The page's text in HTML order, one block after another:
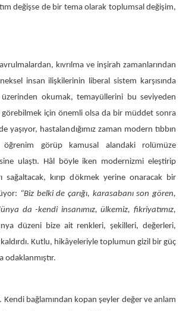
değişse de bir tema olarak toplumsal değişim,
kıvrılma ve inşirah zamanlarından
insan ilişkilerinin liberal sistem karşısında
okumak, temayüllerini bu seviyeden
için önemli olsa da bir müddet sonra
hastalandığımız zaman modern tıbbın
görüp kamusal alandaki rolümüze
ulaştı. Hâl böyle iken modernizmi eleştirip
kırıp dökmek yerine onaracak bir
“Biz belki de çarığı, karasabanı son gören,
da -kendi insanımız, ülkemiz, fikriyatımız,
düzeni bize ait renkleri, şekilleri, değerleri,
Kutlu, hikâyeleriyle toplumun gizil bir güç
odaklanmıştır.
bağlamından kopan şeyler değer ve anlam